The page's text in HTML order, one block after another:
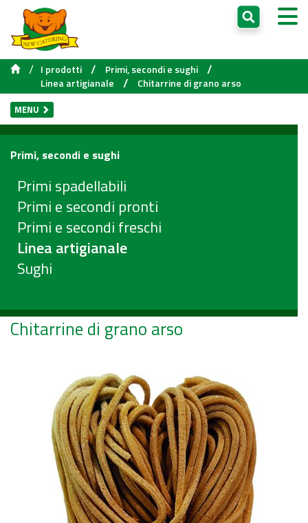
/ I prodotti / Primi, secondi e sughi /
Linea artigianale / Chitarrine di grano arso
MENU
Primi, secondi e sughi
Primi spadellabili
Primi e secondi pronti
Primi e secondi freschi
Linea artigianale
Sughi
Chitarrine di grano arso